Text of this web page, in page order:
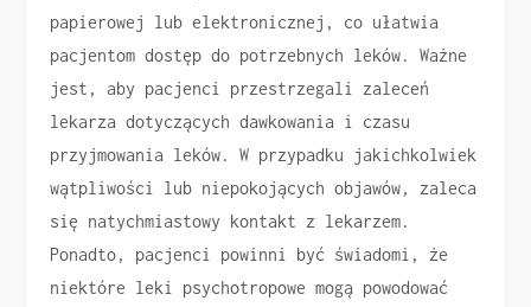
papierowej lub elektronicznej, co ułatwia
pacjentom dostęp do potrzebnych leków. Ważne
jest, aby pacjenci przestrzegali zaleceń
lekarza dotyczących dawkowania i czasu
przyjmowania leków. W przypadku jakichkolwiek
wątpliwości lub niepokojących objawów, zaleca
się natychmiastowy kontakt z lekarzem.
Ponadto, pacjenci powinni być świadomi, że
niektóre leki psychotropowe mogą powodować